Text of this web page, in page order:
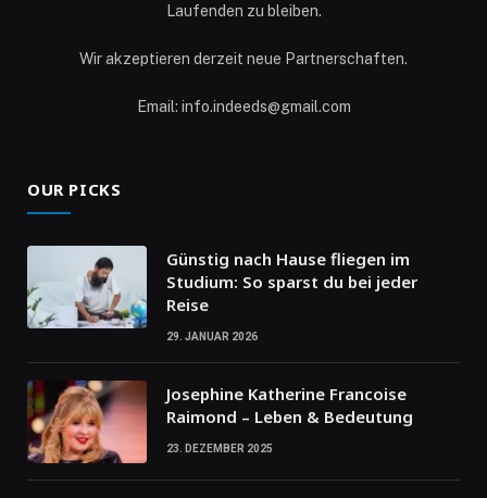
Laufenden zu bleiben.
Wir akzeptieren derzeit neue Partnerschaften.
Email: info.indeeds@gmail.com
OUR PICKS
Günstig nach Hause fliegen im
Studium: So sparst du bei jeder
Reise
29. JANUAR 2026
Josephine Katherine Francoise
Raimond – Leben & Bedeutung
23. DEZEMBER 2025